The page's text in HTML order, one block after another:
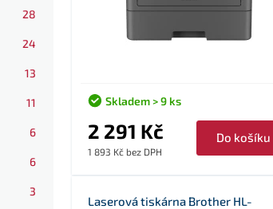
28
24
13
11
6
6
3
Skladem > 9 ks
2 291 Kč
1 893 Kč bez DPH
Do košíku
Laserová tiskárna Brother HL-